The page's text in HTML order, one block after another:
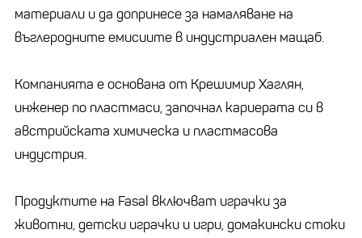
материали и да допринесе за намаляване на
въглеродните емисиите в индустриален мащаб.
Компанията е основана от Крешимир Хаглян,
инженер по пластмаси, започнал кариерата си в
австрийската химическа и пластмасова
индустрия.
Продуктите на Fasal включват играчки за
животни, детски играчки и игри, домакински стоки